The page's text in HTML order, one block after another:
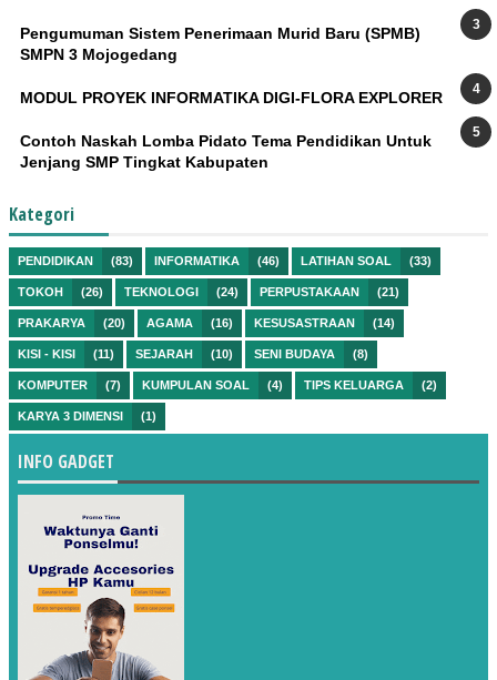
Pengumuman Sistem Penerimaan Murid Baru (SPMB)
SMPN 3 Mojogedang
MODUL PROYEK INFORMATIKA DIGI-FLORA EXPLORER
Contoh Naskah Lomba Pidato Tema Pendidikan Untuk
Jenjang SMP Tingkat Kabupaten
Kategori
PENDIDIKAN (83) INFORMATIKA (46) LATIHAN SOAL (33)
TOKOH (26) TEKNOLOGI (24) PERPUSTAKAAN (21)
PRAKARYA (20) AGAMA (16) KESUSASTRAAN (14)
KISI - KISI (11) SEJARAH (10) SENI BUDAYA (8)
KOMPUTER (7) KUMPULAN SOAL (4) TIPS KELUARGA (2)
KARYA 3 DIMENSI (1)
INFO GADGET